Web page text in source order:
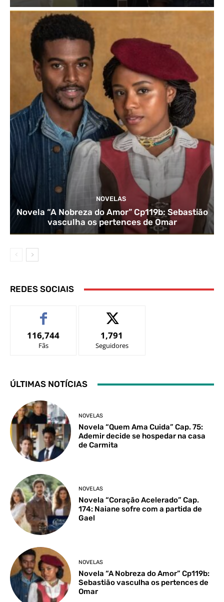
NOVELAS
Novela “A Nobreza do Amor” Cp119b: Sebastião
vasculha os pertences de Omar
REDES SOCIAIS
116,744
Fãs
1,791
Seguidores
ÚLTIMAS NOTÍCIAS
NOVELAS
Novela “Quem Ama Cuida” Cap. 75:
Ademir decide se hospedar na casa
de Carmita
NOVELAS
Novela “Coração Acelerado” Cap.
174: Naiane sofre com a partida de
Gael
NOVELAS
Novela “A Nobreza do Amor” Cp119b:
Sebastião vasculha os pertences de
Omar